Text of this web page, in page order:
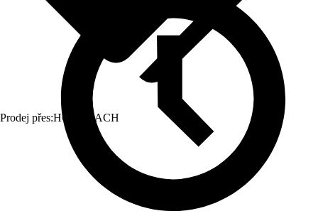
Prodej přes:HORNBACH